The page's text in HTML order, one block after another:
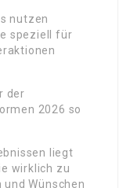
nutzen
speziell für
der
2026 so
liegt
wirklich zu
Wünschen